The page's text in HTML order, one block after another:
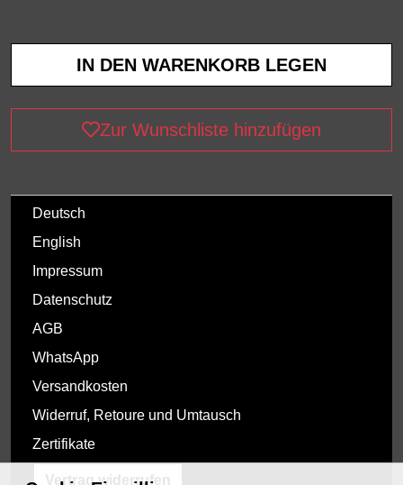
Zur Wunschliste hinzufügen
Deutsch
English
Impressum
Datenschutz
AGB
WhatsApp
Versandkosten
Widerruf, Retoure und Umtausch
Zertifikate
Vertrag widerrufen